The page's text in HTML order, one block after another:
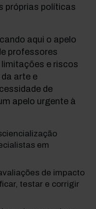
próprias políticas
aqui o apelo
professores
e riscos
arte e
de
apelo urgente à
em
de impacto
testar e corrigir